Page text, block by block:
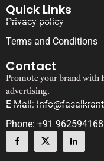
Quick Links
Privacy policy
Terms and Conditions
Contact
Promote your brand with
advertising.
E-Mail:
Phone: +91